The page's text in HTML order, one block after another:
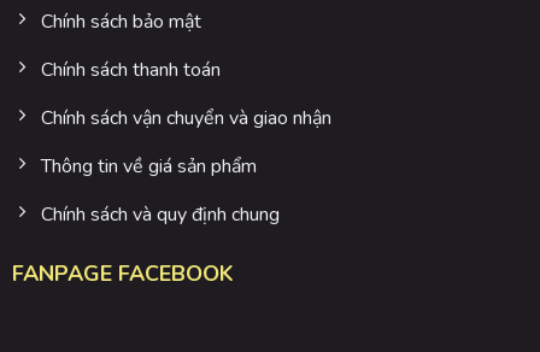
Chính sách bảo mật
Chính sách thanh toán
Chính sách vận chuyển và giao nhận
Thông tin về giá sản phẩm
Chính sách và quy định chung
FANPAGE FACEBOOK